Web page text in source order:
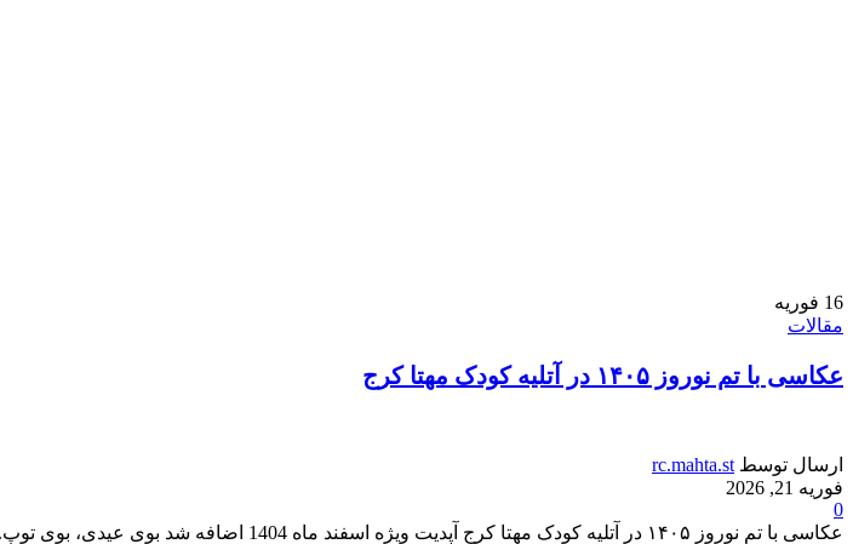
16 فوریه
مقالات
عکاسی با تم نوروز ۱۴۰۵ در آتلیه کودک مهتا کرج
ارسال توسط rc.mahta.st
فوریه 21, 2026
0
عکاسی با تم نوروز ۱۴۰۵ در آتلیه کودک مهتا کرج آپدیت ویژه اسفند ماه 1404 اضافه شد بوی عیدی، بوی توپ...